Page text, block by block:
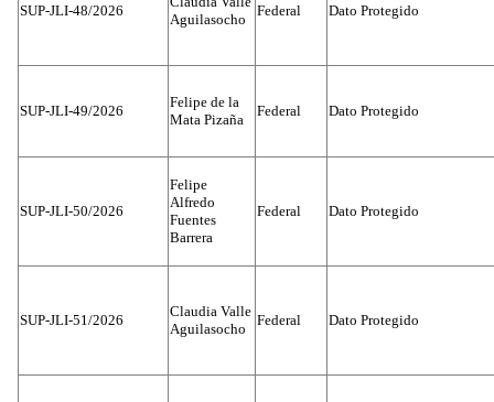
SUP-JLI-48/2026
Aguilasocho
Federal Dato Protegido
SUP-JLI-49/2026
Felipe de la
Mata Pizaña
Federal Dato Protegido
SUP-JLI-50/2026
Felipe
Alfredo
Fuentes
Barrera
Federal Dato Protegido
SUP-JLI-51/2026
Claudia Valle
Aguilasocho
Federal Dato Protegido